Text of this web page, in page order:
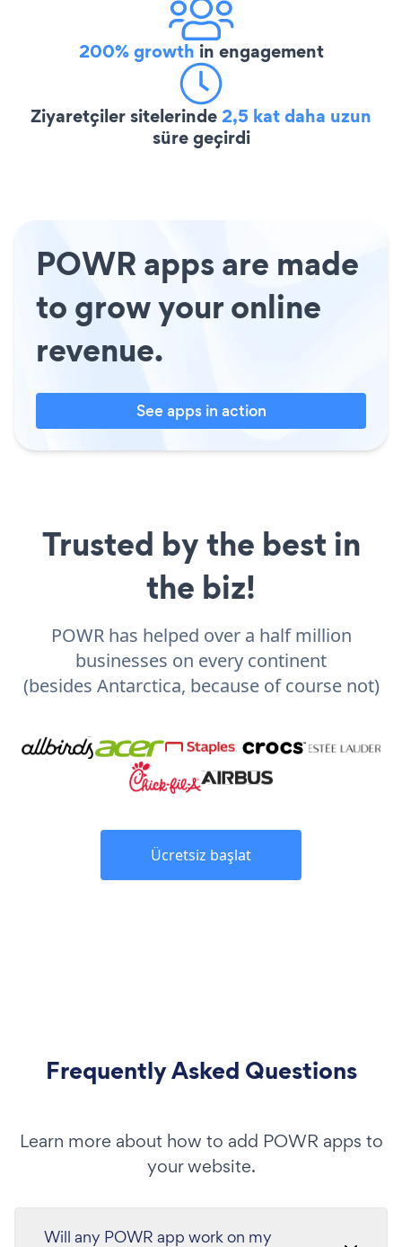
200% growth in engagement
Ziyaretçiler sitelerinde2,5 kat daha uzun
süre geçirdi
POWR apps are made
to grow your online
revenue.
See apps in action
Trusted by the best in
the biz!
POWR has helped over a half million
businesses on every continent
(besides Antarctica, because of course not)
Ücretsiz başlat
Frequently Asked Questions
Learn more about how to add POWR apps to
your website.
Will any POWR app work on my